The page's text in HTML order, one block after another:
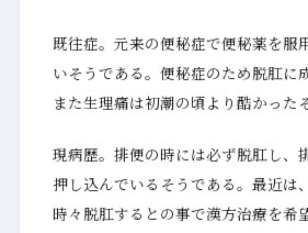
既往症。元来の便秘症で便秘薬を服
いそうである。便秘症のため脱肛に
また生理痛は初潮の頃より酷かった
現病歴。排便の時には必ず脱肛し、
押し込んでいるそうである。最近は
時々脱肛するとの事で漢方治療を希